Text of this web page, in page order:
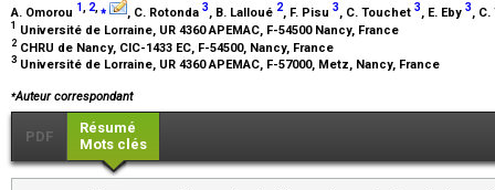
A. Omorou 1, 2,⁎ , C. Rotonda 3, B. Lalloué 2, F. Pisu 3, C. Touchet 3, E. Eby 3,
1 Université de Lorraine, UR 4360 APEMAC, F-54500 Nancy, France
2 CHRU de Nancy, CIC-1433 EC, F-54500, Nancy, France
3 Université de Lorraine, UR 4360 APEMAC, F-57000, Metz, Nancy, France
⁎Auteur correspondant
PDF
Résumé
Mots clés